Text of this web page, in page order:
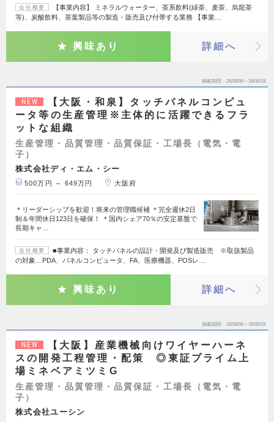
会社概要
【事業内容】 ミネラルウォーター、茶系飲料(緑茶、麦茶、烏龍茶
等)、炭酸飲料、茶葉製品等の製造・販売及び付帯する業務 【事業…
興味あり 詳細へ
掲載期間 26/08/06～26/08/19
NEW
【大阪・和泉】タッチパネルコンピュ
ータ等の生産管理※主体的に活躍できるフラ
ットな組織
生産管理・品質管理・品質保証・工場長（電気・電
子）
株式会社ディ・エム・シー
500万円 ～ 649万円 大阪府
＊リーダーシップを歓迎！将来の管理職候補 ＊完全週休2日
制＆年間休日123日を確保！ ＊国内シェア70％の安定基盤で
長期キャ…
会社概要
■事業内容： タッチパネルの設計・開発及び製造販売 ※取扱製品
の対象…PDA、パネルコンピュータ、FA、医療機器、POSレ…
興味あり 詳細へ
掲載期間 26/08/06～26/08/19
NEW
【大阪】産業機械向けワイヤーハーネ
スの開発工程管理・配策 ◎東証プライム上
場ミネベアミツミG
生産管理・品質管理・品質保証・工場長（電気・電
子）
株式会社ユーシン